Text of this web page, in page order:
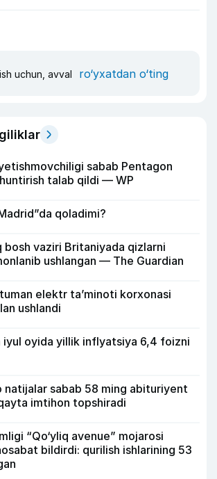
uchun, avval ro‘yxatdan o‘ting
sabab Pentagon
talab qildi — WP
qoladimi?
bosh vaziri Britaniyada qizlarni
ushlangan — The Guardian
elektr ta’minoti korxonasi
ushlandi
iyul oyida yillik inflyatsiya 6,4 foizni
natijalar sabab 58 ming abituriyent
imtihon topshiradi
“Qo‘yliq avenue” mojarosi
bildirdi: qurilish ishlarining 53